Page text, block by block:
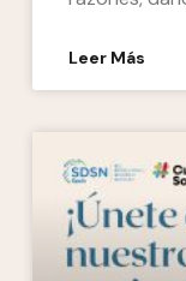
Leer Más